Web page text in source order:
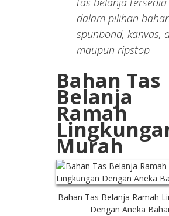
dalam pilihan
spunbond, kanvas,
maupun ripstop
Bahan Tas
Belanja
Ramah
Murah
Bahan Tas Belanja Ramah
Dengan Aneka